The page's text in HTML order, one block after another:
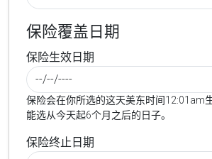
保险覆盖日期
保险生效日期
保险会在你所选的这天美东时间12:01am
能选从今天起6个月之后的日子。
保险终止日期